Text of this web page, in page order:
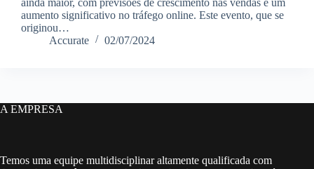
aumento significativo no tráfego online. Este evento, que se
originou…
Accurate
02/07/2024
A EMPRESA
Temos uma equipe multidisciplinar altamente qualificada com